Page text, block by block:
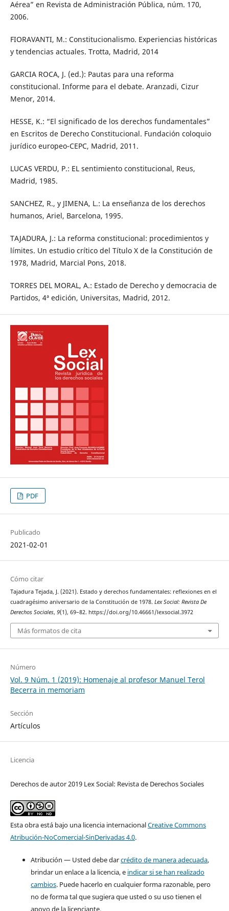
Aérea” en Revista de Administración Pública, núm. 170,
2006.
FIORAVANTI, M.: Constitucionalismo. Experiencias históricas
y tendencias actuales. Trotta, Madrid, 2014
GARCIA ROCA, J. (ed.): Pautas para una reforma
constitucional. Informe para el debate. Aranzadi, Cizur
Menor, 2014.
HESSE, K.: “El significado de los derechos fundamentales”
en Escritos de Derecho Constitucional. Fundación coloquio
jurídico europeo-CEPC, Madrid, 2011.
LUCAS VERDU, P.: EL sentimiento constitucional, Reus,
Madrid, 1985.
SANCHEZ, R., y JIMENA, L.: La enseñanza de los derechos
humanos, Ariel, Barcelona, 1995.
TAJADURA, J.: La reforma constitucional: procedimientos y
límites. Un estudio crítico del Título X de la Constitución de
1978, Madrid, Marcial Pons, 2018.
TORRES DEL MORAL, A.: Estado de Derecho y democracia de
Partidos, 4ª edición, Universitas, Madrid, 2012.
PDF
Publicado
2021-02-01
Cómo citar
Tajadura Tejada, J. (2021). Estado y derechos fundamentales: reflexiones en el
cuadragésimo aniversario de la Constitución de 1978. Lex Social: Revista De
Derechos Sociales, 9(1), 69–82. https://doi.org/10.46661/lexsocial.3972
Más formatos de cita
Número
Vol. 9 Núm. 1 (2019): Homenaje al profesor Manuel Terol
Becerra in memoriam
Sección
Artículos
Licencia
Derechos de autor 2019 Lex Social: Revista de Derechos Sociales
Esta obra está bajo una licencia internacionalCreative Commons
Atribución-NoComercial-SinDerivadas 4.0.
Atribución — Usted debe darcrédito de manera adecuada,
brindar un enlace a la licencia, e indicar si se han realizado
cambios. Puede hacerlo en cualquier forma razonable, pero
no de forma tal que sugiera que usted o su uso tienen el
apoyo de la licenciante.